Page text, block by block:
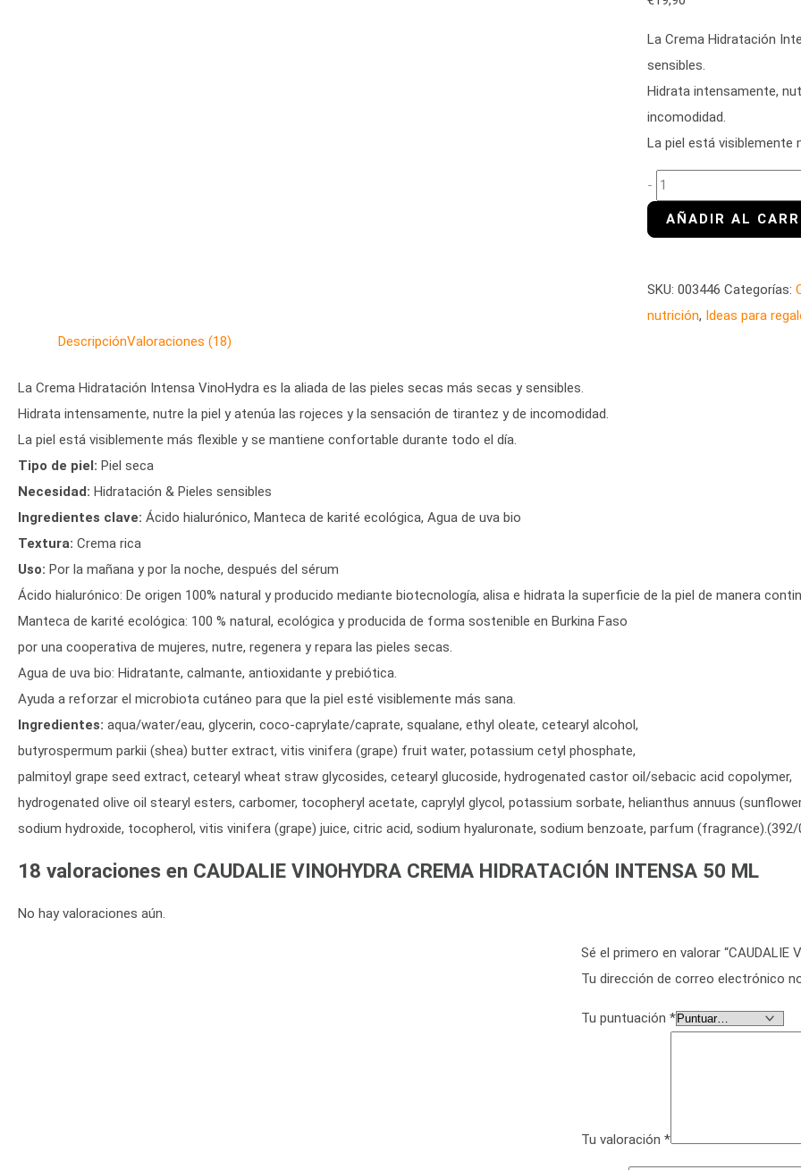
La Crema Hidratación
sensibles.
Hidrata intensamente,
incomodidad.
La piel está visiblemente
-
SKU:003446 Categorías:
nutrición, Ideas para
DescripciónValoraciones (18)
La Crema Hidratación Intensa VinoHydra es la aliada de las pieles secas más secas y sensibles.
Hidrata intensamente, nutre la piel y atenúa las rojeces y la sensación de tirantez y de incomodidad.
La piel está visiblemente más flexible y se mantiene confortable durante todo el día.
Tipo de piel: Piel seca
Necesidad: Hidratación & Pieles sensibles
Ingredientes clave: Ácido hialurónico, Manteca de karité ecológica, Agua de uva bio
Textura: Crema rica
Uso: Por la mañana y por la noche, después del sérum
Ácido hialurónico: De origen 100% natural y producido mediante biotecnología, alisa e hidrata la superficie de la piel de manera
Manteca de karité ecológica: 100 % natural, ecológica y producida de forma sostenible en Burkina Faso
por una cooperativa de mujeres, nutre, regenera y repara las pieles secas.
Agua de uva bio: Hidratante, calmante, antioxidante y prebiótica.
Ayuda a reforzar el microbiota cutáneo para que la piel esté visiblemente más sana.
Ingredientes: aqua/water/eau, glycerin, coco-caprylate/caprate, squalane, ethyl oleate, cetearyl alcohol,
butyrospermum parkii (shea) butter extract, vitis vinifera (grape) fruit water, potassium cetyl phosphate,
palmitoyl grape seed extract, cetearyl wheat straw glycosides, cetearyl glucoside, hydrogenated castor oil/sebacic acid copolymer,
hydrogenated olive oil stearyl esters, carbomer, tocopheryl acetate, caprylyl glycol, potassium sorbate, helianthus annuus
sodium hydroxide, tocopherol, vitis vinifera (grape) juice, citric acid, sodium hyaluronate, sodium benzoate, parfum (fragrance).(392/
18 valoraciones en CAUDALIE VINOHYDRA CREMA HIDRATACIÓN INTENSA 50 ML
No hay valoraciones aún.
Sé el primero en valorar “CAUDALIE
Tu dirección de correo electrónico
Tu puntuación *
Tu valoración *